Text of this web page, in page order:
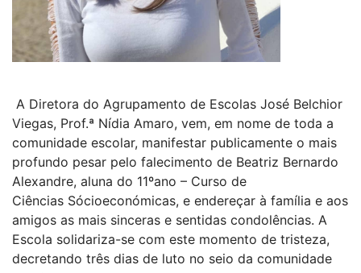
A Diretora do Agrupamento de Escolas José Belchior
Viegas, Prof.ª Nídia Amaro, vem, em nome de toda a
comunidade escolar, manifestar publicamente o mais
profundo pesar pelo falecimento de Beatriz Bernardo
Alexandre, aluna do 11ºano – Curso de
Ciências Sócioeconómicas, e endereçar à família e aos
amigos as mais sinceras e sentidas condolências. A
Escola solidariza-se com este momento de tristeza,
decretando três dias de luto no seio da comunidade